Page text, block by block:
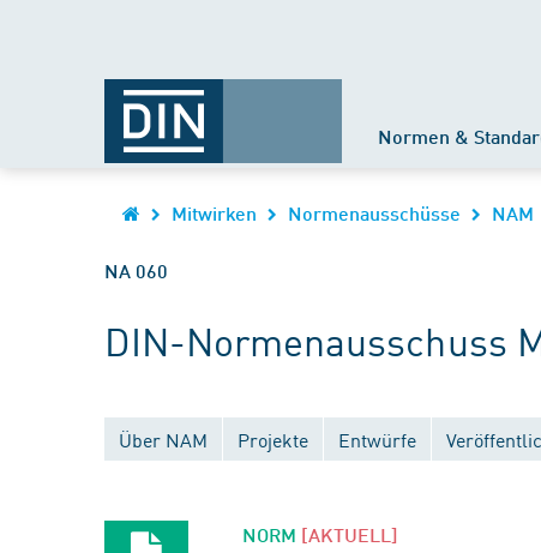
Normen &
Mitwirken Normenausschüsse NAM
NA 060
DIN-Normenausschuss
Über NAM Projekte Entwürfe
NORM [AKTUELL]